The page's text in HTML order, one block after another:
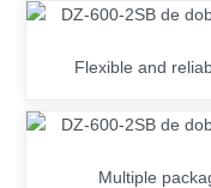
Flexible and
Multiple